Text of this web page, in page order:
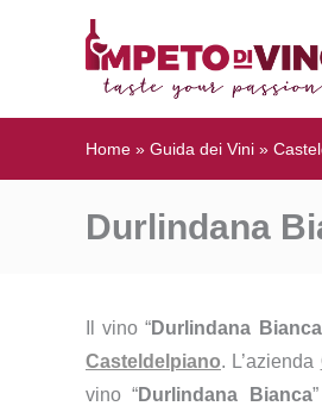
Home » Guida dei Vini »
Durlindana
Il vino “Durlindana Bianca
Casteldelpiano. L’azienda
vino “Durlindana Bianca